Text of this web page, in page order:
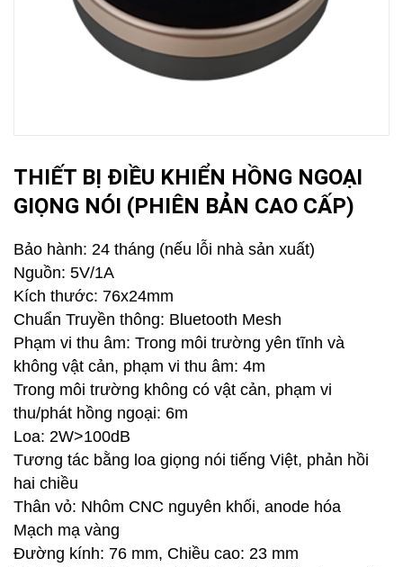
THIẾT BỊ ĐIỀU KHIỂN HỒNG NGOẠI
GIỌNG NÓI (PHIÊN BẢN CAO CẤP)
Bảo hành: 24 tháng (nếu lỗi nhà sản xuất)
Nguồn: 5V/1A
Kích thước: 76x24mm
Chuẩn Truyền thông: Bluetooth Mesh
Phạm vi thu âm: Trong môi trường yên tĩnh và
không vật cản, phạm vi thu âm: 4m
Trong môi trường không có vật cản, phạm vi
thu/phát hồng ngoại: 6m
Loa: 2W>100dB
Tương tác bằng loa giọng nói tiếng Việt, phản hồi
hai chiều
Thân vỏ: Nhôm CNC nguyên khối, anode hóa
Mạch mạ vàng
Đường kính: 76 mm, Chiều cao: 23 mm